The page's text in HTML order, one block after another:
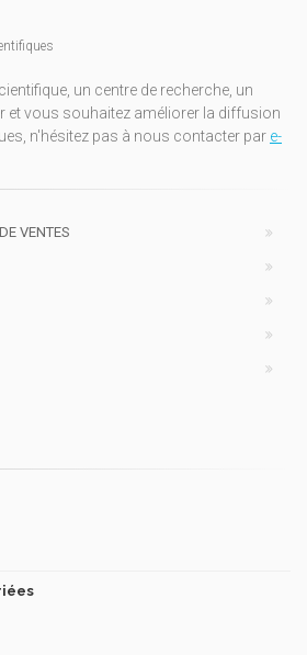
un centre de recherche, un
et vous souhaitez améliorer la diffusion
n'hésitez pas à nous contacter par e-
VENTES